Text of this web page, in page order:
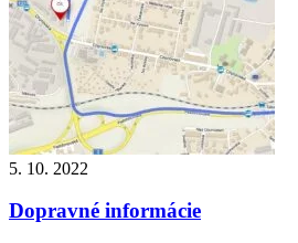
5. 10. 2022
Dopravné informácie